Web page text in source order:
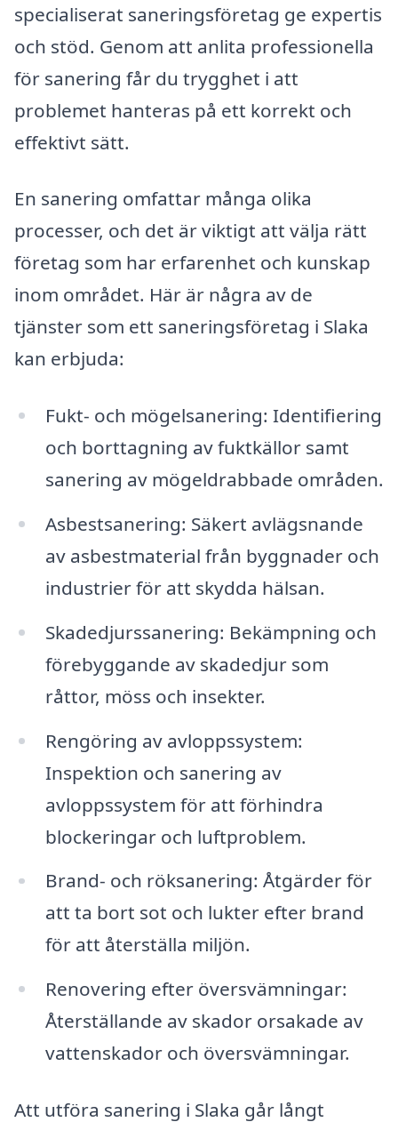
specialiserat saneringsföretag ge expertis
och stöd. Genom att anlita professionella
för sanering får du trygghet i att
problemet hanteras på ett korrekt och
effektivt sätt.
En sanering omfattar många olika
processer, och det är viktigt att välja rätt
företag som har erfarenhet och kunskap
inom området. Här är några av de
tjänster som ett saneringsföretag i Slaka
kan erbjuda:
Fukt- och mögelsanering: Identifiering
och borttagning av fuktkällor samt
sanering av mögeldrabbade områden.
Asbestsanering: Säkert avlägsnande
av asbestmaterial från byggnader och
industrier för att skydda hälsan.
Skadedjurssanering: Bekämpning och
förebyggande av skadedjur som
råttor, möss och insekter.
Rengöring av avloppssystem:
Inspektion och sanering av
avloppssystem för att förhindra
blockeringar och luftproblem.
Brand- och röksanering: Åtgärder för
att ta bort sot och lukter efter brand
för att återställa miljön.
Renovering efter översvämningar:
Återställande av skador orsakade av
vattenskador och översvämningar.
Att utföra sanering i Slaka går långt